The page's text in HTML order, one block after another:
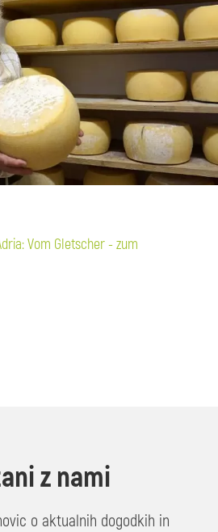
Vom Gletscher - zum
z nami
o aktualnih dogodkih in